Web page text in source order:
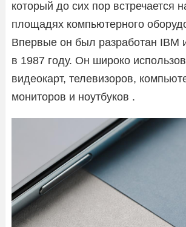
который до сих пор встречается
площадях компьютерного
Впервые он был разработан IBM
в 1987 году. Он широко
видеокарт, телевизоров,
мониторов и ноутбуков .